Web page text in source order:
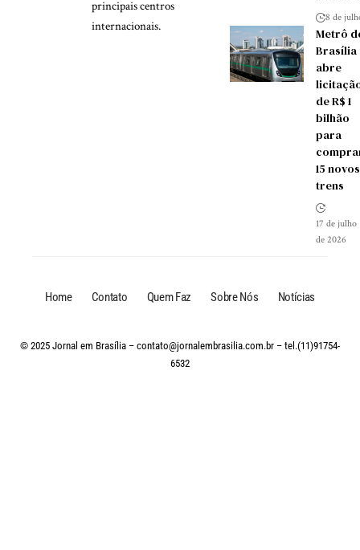
principais centros
internacionais.
8 de
Metrô
Brasília
abre
de R$ 1
bilhão
para
15 novos
trens
17 de julho
de 2026
Home Contato Quem Faz Sobre Nós Notícias
© 2025 Jornal em Brasília – contato@jornalembrasilia.com.br – tel.(11)91754-
6532